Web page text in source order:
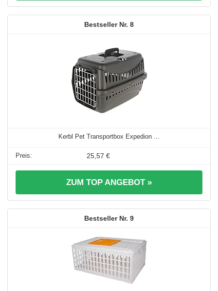
8
Kerbl Pet Transportbox Expedion ...
25,57 €
ZUM TOP ANGEBOT »
9